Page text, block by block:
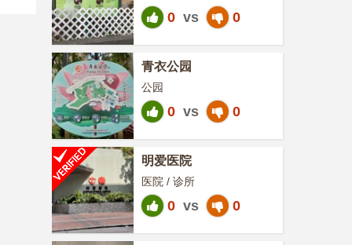
0 vs 0
青衣公园
公园
0 vs 0
明爱医院
医院 / 诊所
0 vs 0